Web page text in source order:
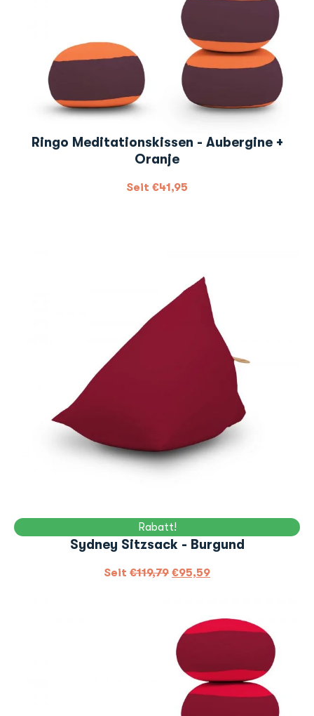
Ringo Meditationskissen - Aubergine +
Oranje
Seit €41,95
Rabatt!
Sydney Sitzsack - Burgund
Seit €119,79 €95,59